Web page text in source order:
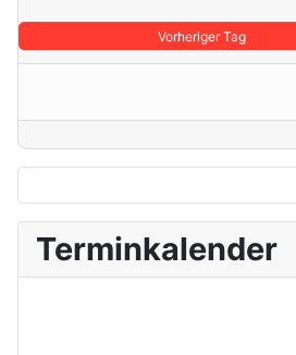
Vorheriger Tag
Terminkalender